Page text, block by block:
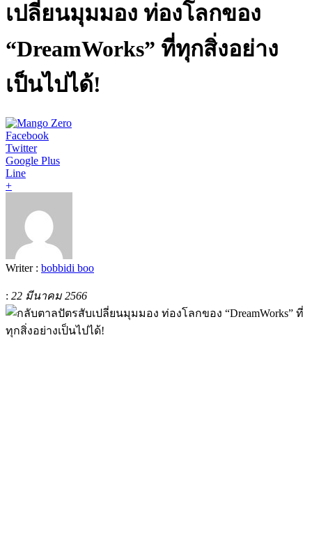
เปลี่ยนมุมมอง ท่องโลกของ
“DreamWorks” ที่ทุกสิ่งอย่าง
เป็นไปได้!
Facebook
Twitter
Google Plus
Line
+
Writer : bobbidi boo
: 22 มีนาคม 2566